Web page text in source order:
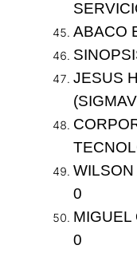
ABACO
JESUS
0
MIGUEL
0